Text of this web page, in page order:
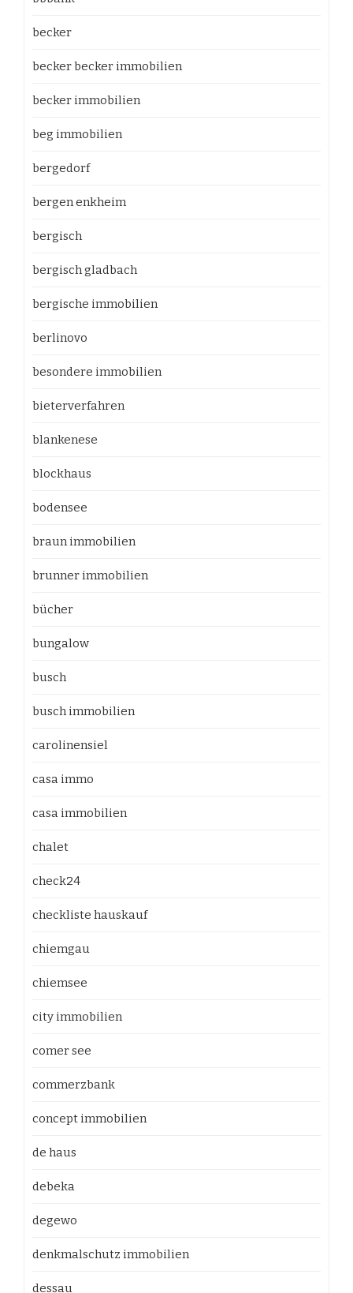
becker
becker becker immobilien
becker immobilien
beg immobilien
bergedorf
bergen enkheim
bergisch
bergisch gladbach
bergische immobilien
berlinovo
besondere immobilien
bieterverfahren
blankenese
blockhaus
bodensee
braun immobilien
brunner immobilien
bücher
bungalow
busch
busch immobilien
carolinensiel
casa immo
casa immobilien
chalet
check24
checkliste hauskauf
chiemgau
chiemsee
city immobilien
comer see
commerzbank
concept immobilien
de haus
debeka
degewo
denkmalschutz immobilien
dessau